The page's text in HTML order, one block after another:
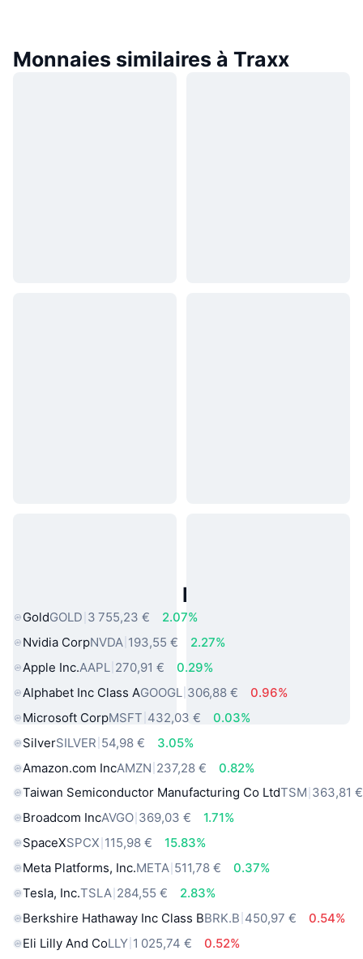
Monnaies similaires à Traxx
Actifs du Monde Réel Populaires
GoldGOLD 3 755,23 €
2.07%
Nvidia CorpNVDA 193,55 €
2.27%
Apple Inc.AAPL 270,91 €
0.29%
Alphabet Inc Class AGOOGL 306,88 €
0.96%
Microsoft CorpMSFT 432,03 €
0.03%
SilverSILVER 54,98 €
3.05%
Amazon.com IncAMZN 237,28 €
0.82%
Taiwan Semiconductor Manufacturing Co LtdTSM 363,81 €
Broadcom IncAVGO 369,03 €
1.71%
SpaceXSPCX 115,98 €
15.83%
Meta Platforms, Inc.META 511,78 €
0.37%
Tesla, Inc.TSLA 284,55 €
2.83%
Berkshire Hathaway Inc Class BBRK.B 450,97 €
0.54%
Eli Lilly And CoLLY 1 025,74 €
0.52%